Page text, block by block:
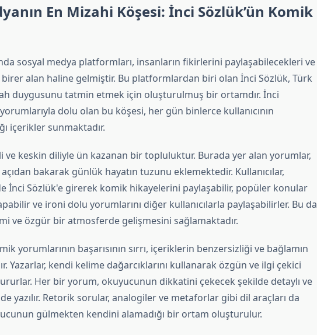
En Mizahi Köşesi: İnci Sözlük’ün Komik
sosyal medya platformları, insanların fikirlerini paylaşabilecekleri ve
alan haline gelmiştir. Bu platformlardan biri olan İnci Sözlük, Türk
duygusunu tatmin etmek için oluşturulmuş bir ortamdır. İnci
dolu olan bu köşesi, her gün binlerce kullanıcının
içerikler sunmaktadır.
ve keskin diliyle ün kazanan bir topluluktur. Burada yer alan yorumlar,
bakarak günlük hayatın tuzunu eklemektedir. Kullanıcılar,
İnci Sözlük'e girerek komik hikayelerini paylaşabilir, popüler konular
ve ironi dolu yorumlarını diğer kullanıcılarla paylaşabilirler. Bu da
ve özgür bir atmosferde gelişmesini sağlamaktadır.
yorumlarının başarısının sırrı, içeriklerin benzersizliği ve bağlamın
Yazarlar, kendi kelime dağarcıklarını kullanarak özgün ve ilgi çekici
Her bir yorum, okuyucunun dikkatini çekecek şekilde detaylı ve
yazılır. Retorik sorular, analogiler ve metaforlar gibi dil araçları da
gülmekten kendini alamadığı bir ortam oluşturulur.